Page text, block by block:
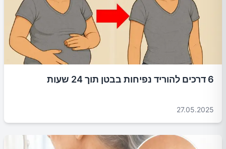
6 דרכים להוריד נפיחות בבטן תוך 24 שעות
27.05.2025